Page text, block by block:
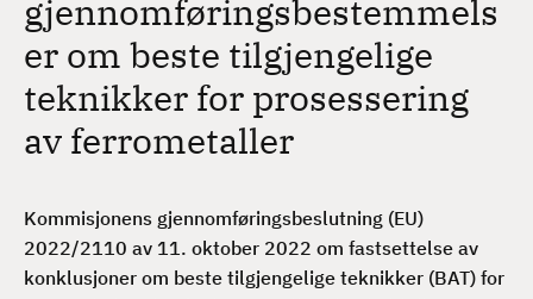
gjennomføringsbestemmels
er om beste tilgjengelige
teknikker for prosessering
av ferrometaller
Kommisjonens gjennomføringsbeslutning (EU)
2022/2110 av 11. oktober 2022 om fastsettelse av
konklusjoner om beste tilgjengelige teknikker (BAT) for